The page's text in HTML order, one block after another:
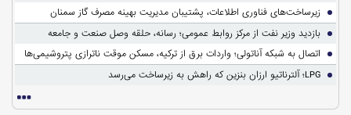
زیرساخت‌های فناوری اطلاعات، پشتیبان مدیریت بهینه مصرف گاز سمنان
بازدید وزیر نفت از مرکز روابط عمومی؛ رسانه، حلقه وصل صنعت و جامعه
اتصال به شبکه آناتولی؛ واردات برق از ترکیه، مسکن موقت ناترازی پتروشیمی‌ها
LPG؛ آلترناتیو ارزان بنزین که راهش به زیرساخت می‌رسد